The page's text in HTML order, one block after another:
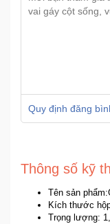
Quy định đăng
Thông số kỹ
Tên sản
Kích thước
Trọng lượng: